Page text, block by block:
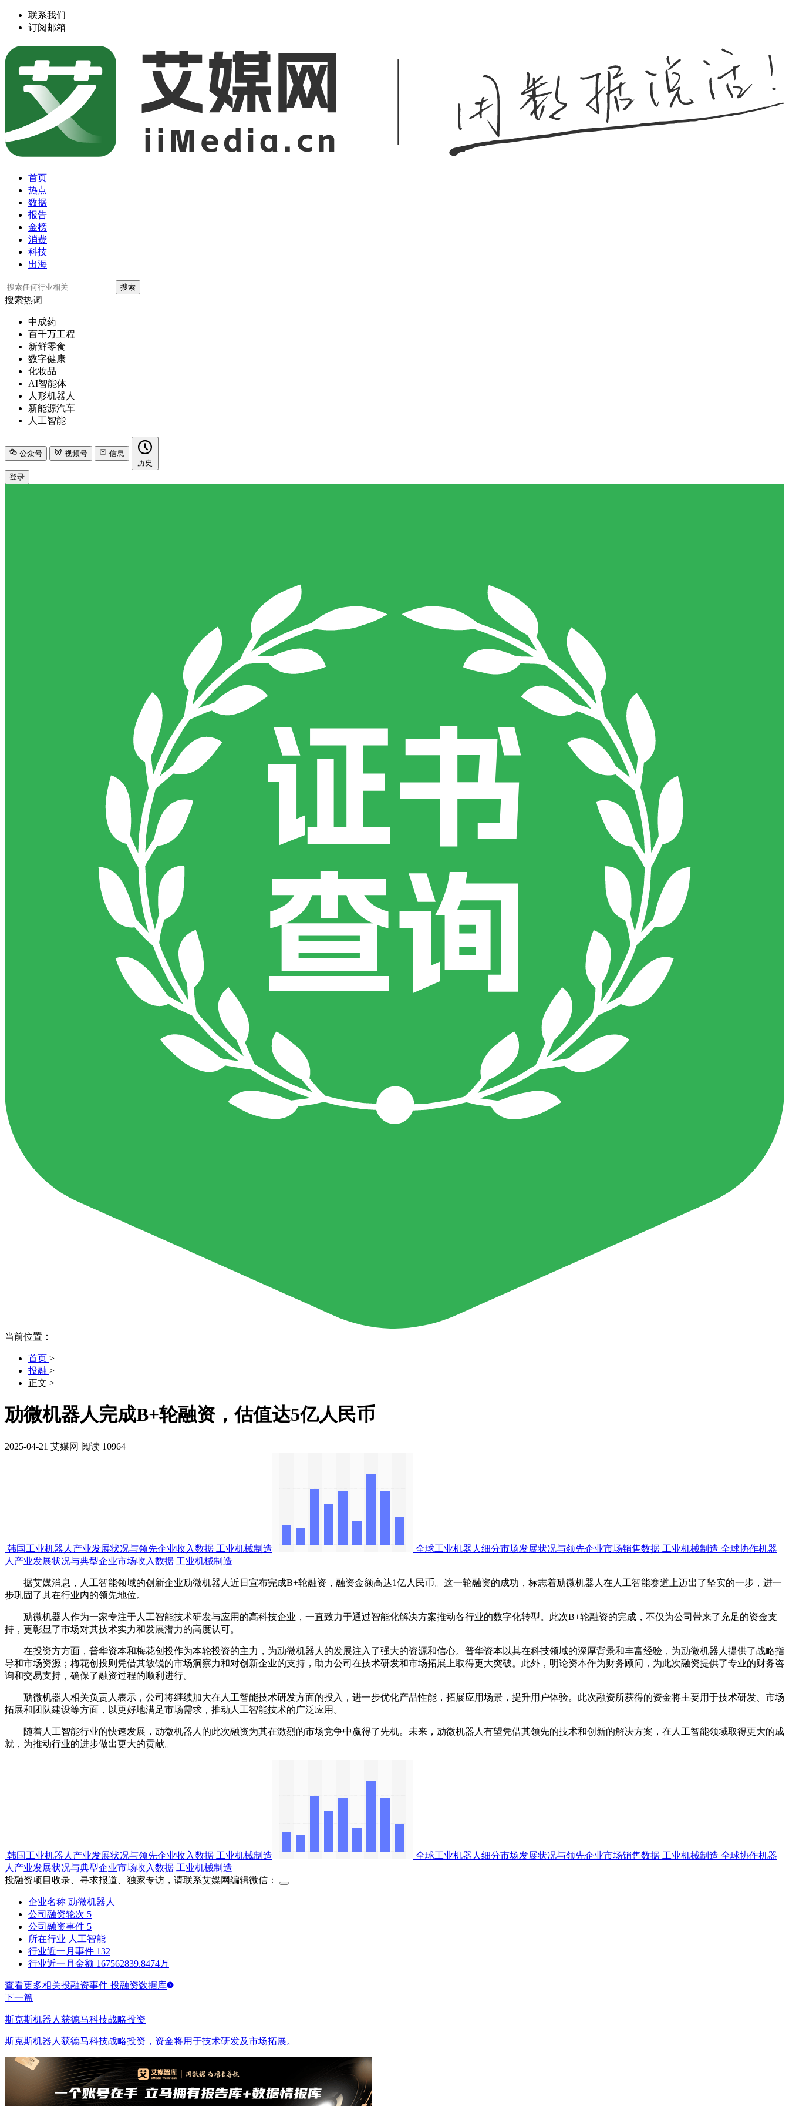
联系我们
订阅邮箱
首页
热点
数据
报告
金榜
消费
科技
出海
搜索
搜索热词
中成药
百千万工程
新鲜零食
数字健康
化妆品
AI智能体
人形机器人
新能源汽车
人工智能
公众号 视频号
信息
历史
登录
当前位置：
首页 >
投融 >
正文 >
劢微机器人完成B+轮融资，估值达5亿人民币
2025-04-21 艾媒网 阅读 10964
韩国工业机器人产业发展状况与领先企业收入数据 工业机械制造 全球工业机器人细分市场发展状况与领先企业市场销售数据 工业机械制造 全球协作机器
人产业发展状况与典型企业市场收入数据 工业机械制造
据艾媒消息，人工智能领域的创新企业劢微机器人近日宣布完成B+轮融资，融资金额高达1亿人民币。这一轮融资的成功，标志着劢微机器人在人工智能赛道上迈出了坚实的一步，进一
步巩固了其在行业内的领先地位。
劢微机器人作为一家专注于人工智能技术研发与应用的高科技企业，一直致力于通过智能化解决方案推动各行业的数字化转型。此次B+轮融资的完成，不仅为公司带来了充足的资金支
持，更彰显了市场对其技术实力和发展潜力的高度认可。
在投资方方面，普华资本和梅花创投作为本轮投资的主力，为劢微机器人的发展注入了强大的资源和信心。普华资本以其在科技领域的深厚背景和丰富经验，为劢微机器人提供了战略指
导和市场资源；梅花创投则凭借其敏锐的市场洞察力和对创新企业的支持，助力公司在技术研发和市场拓展上取得更大突破。此外，明论资本作为财务顾问，为此次融资提供了专业的财务咨
询和交易支持，确保了融资过程的顺利进行。
劢微机器人相关负责人表示，公司将继续加大在人工智能技术研发方面的投入，进一步优化产品性能，拓展应用场景，提升用户体验。此次融资所获得的资金将主要用于技术研发、市场
拓展和团队建设等方面，以更好地满足市场需求，推动人工智能技术的广泛应用。
随着人工智能行业的快速发展，劢微机器人的此次融资为其在激烈的市场竞争中赢得了先机。未来，劢微机器人有望凭借其领先的技术和创新的解决方案，在人工智能领域取得更大的成
就，为推动行业的进步做出更大的贡献。
韩国工业机器人产业发展状况与领先企业收入数据 工业机械制造 全球工业机器人细分市场发展状况与领先企业市场销售数据 工业机械制造 全球协作机器
人产业发展状况与典型企业市场收入数据 工业机械制造
投融资项目收录、寻求报道、独家专访，请联系艾媒网编辑微信：
企业名称 劢微机器人
公司融资轮次 5
公司融资事件 5
所在行业 人工智能
行业近一月事件 132
行业近一月金额 167562839.8474万
查看更多相关投融资事件 投融资数据库
下一篇
斯克斯机器人获德马科技战略投资
斯克斯机器人获德马科技战略投资，资金将用于技术研发及市场拓展。